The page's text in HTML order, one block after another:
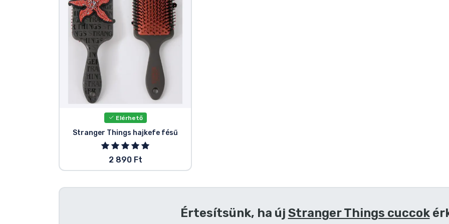
Elérhető
Stranger Things hajkefe fésű
2 890 Ft
Értesítsünk, ha új Stranger Things cuccok
Szállítás és fizetés
Sorozatos cuccok
Filmes cuccok
Mesés cuccok